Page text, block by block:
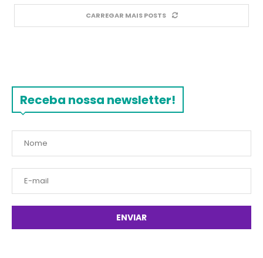
CARREGAR MAIS POSTS
Receba nossa newsletter!